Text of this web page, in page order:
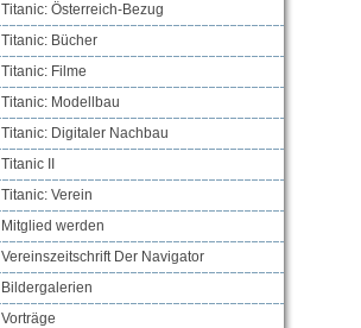
Titanic: Österreich-Bezug
Titanic: Bücher
Titanic: Filme
Titanic: Modellbau
Titanic: Digitaler Nachbau
Titanic II
Titanic: Verein
Mitglied werden
Vereinszeitschrift Der Navigator
Bildergalerien
Vorträge